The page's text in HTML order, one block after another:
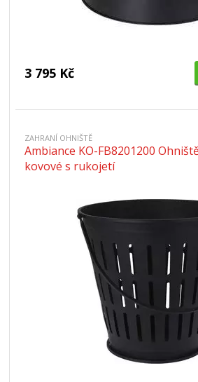
3 795 Kč
ZAHRANÍ OHNIŠTĚ
Ambiance KO-FB8201200
kovové s rukojetí